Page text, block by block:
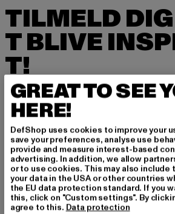
TILMELD
T BLIVE
T!
Tilmeld dig vores nyhedsbrev
remtidige oplysninger om
d og kuponer fra DefShop via
Hvilke produkter er du interesseret
MÆND
KVINDER
GREAT TO SEE
HERE!
DefShop uses cookies to improve your
save your preferences, analyse use
provide and measure interest-based
advertising. In addition, we allow
or to use cookies. This may also
your data in the USA or other countries
the EU data protection standard. If you
this, click on "Custom settings". By
agree to this. Data protection